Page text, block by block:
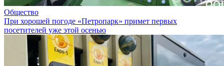
Общество
При хорошей погоде «Петропарк» примет первых
посетителей уже этой осенью